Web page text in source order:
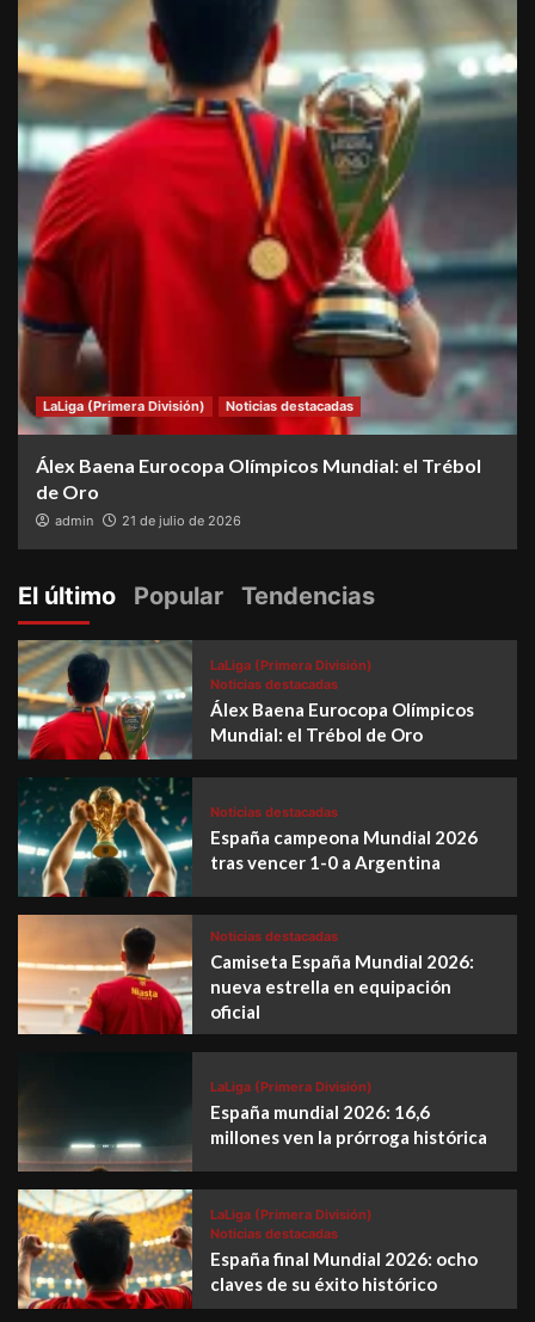
LaLiga (Primera División) Noticias destacadas
Álex Baena Eurocopa Olímpicos Mundial: el Trébol
de Oro
admin 21 de julio de 2026
El último Popular Tendencias
LaLiga (Primera División)
Noticias destacadas
Álex Baena Eurocopa Olímpicos
Mundial: el Trébol de Oro
Noticias destacadas
España campeona Mundial 2026
tras vencer 1-0 a Argentina
Noticias destacadas
Camiseta España Mundial 2026:
nueva estrella en equipación
oficial
LaLiga (Primera División)
España mundial 2026: 16,6
millones ven la prórroga histórica
LaLiga (Primera División)
Noticias destacadas
España final Mundial 2026: ocho
claves de su éxito histórico